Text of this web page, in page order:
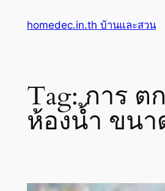
homedec.in.th บ้านและสวน
Tag:การ ต
ห้องน้ำ ขนา